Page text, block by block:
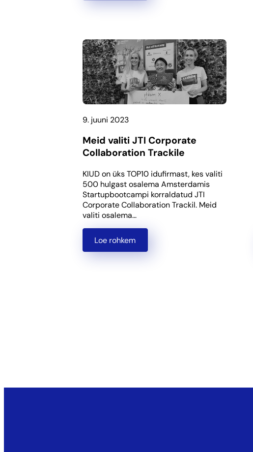
9. juuni 2023
Meid valiti JTI Corporate
Collaboration Trackile
KIUD on üks TOP10 idufirmast, kes valiti
500 hulgast osalema Amsterdamis
Startupbootcampi korraldatud JTI
Corporate Collaboration Trackil. Meid
valiti osalema…
Loe rohkem